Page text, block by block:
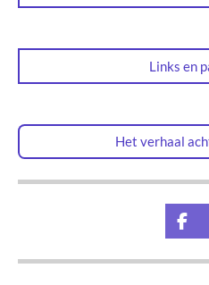
Links en
Het verhaal
F
a
c